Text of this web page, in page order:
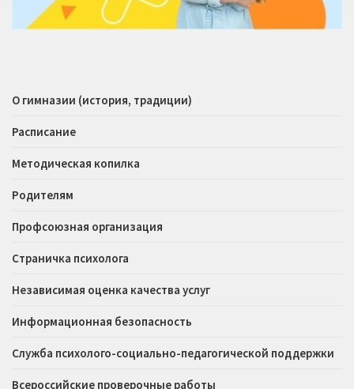
О гимназии (история, традиции)
Расписание
Методическая копилка
Родителям
Профсоюзная организация
Страничка психолога
Независимая оценка качества услуг
Информационная безопасность
Служба психолого-социально-педагогической поддержки
Всероссийские проверочные работы